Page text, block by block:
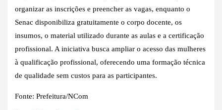
organizar as inscrições e preencher as vagas, enquanto o
Senac disponibiliza gratuitamente o corpo docente, os
insumos, o material utilizado durante as aulas e a certificação
profissional. A iniciativa busca ampliar o acesso das mulheres
à qualificação profissional, oferecendo uma formação técnica
de qualidade sem custos para as participantes.
Fonte: Prefeitura/NCom